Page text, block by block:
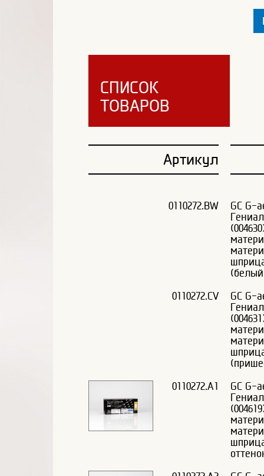
СПИСОК
ТОВАРОВ
Артикул
0110272.BW
GC G-
0110272.CV
GC G-
0110272.A1
GC G-